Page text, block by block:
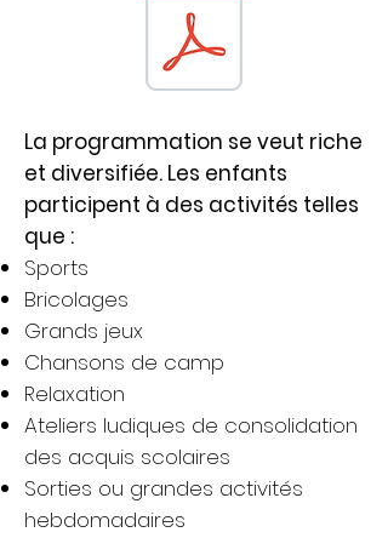
La programmation se veut riche
et diversifiée. Les enfants
participent à des activités telles
que :
Sports
Bricolages
Grands jeux
Chansons de camp
Relaxation
Ateliers ludiques de consolidation
des acquis scolaires
Sorties ou grandes activités
hebdomadaires